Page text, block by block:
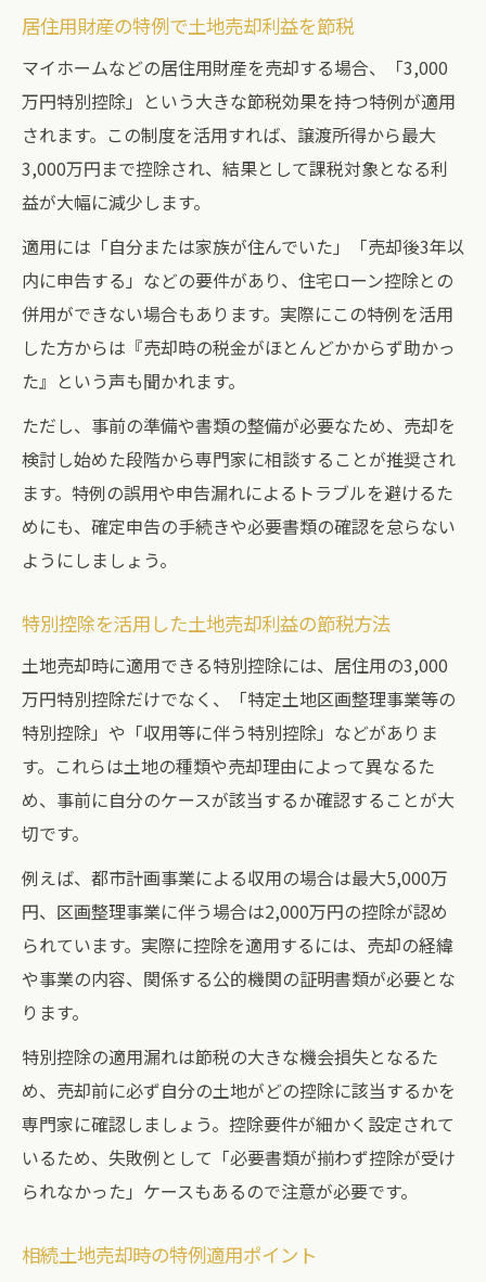
居住用財産の特例で土地売却利益を節税
マイホームなどの居住用財産を売却する場合、「3,000
万円特別控除」という大きな節税効果を持つ特例が適用
されます。この制度を活用すれば、譲渡所得から最大
3,000万円まで控除され、結果として課税対象となる利
益が大幅に減少します。
適用には「自分または家族が住んでいた」「売却後3年以
内に申告する」などの要件があり、住宅ローン控除との
併用ができない場合もあります。実際にこの特例を活用
した方からは『売却時の税金がほとんどかからず助かっ
た』という声も聞かれます。
ただし、事前の準備や書類の整備が必要なため、売却を
検討し始めた段階から専門家に相談することが推奨され
ます。特例の誤用や申告漏れによるトラブルを避けるた
めにも、確定申告の手続きや必要書類の確認を怠らない
ようにしましょう。
特別控除を活用した土地売却利益の節税方法
土地売却時に適用できる特別控除には、居住用の3,000
万円特別控除だけでなく、「特定土地区画整理事業等の
特別控除」や「収用等に伴う特別控除」などがありま
す。これらは土地の種類や売却理由によって異なるた
め、事前に自分のケースが該当するか確認することが大
切です。
例えば、都市計画事業による収用の場合は最大5,000万
円、区画整理事業に伴う場合は2,000万円の控除が認め
られています。実際に控除を適用するには、売却の経緯
や事業の内容、関係する公的機関の証明書類が必要とな
ります。
特別控除の適用漏れは節税の大きな機会損失となるた
め、売却前に必ず自分の土地がどの控除に該当するかを
専門家に確認しましょう。控除要件が細かく設定されて
いるため、失敗例として「必要書類が揃わず控除が受け
られなかった」ケースもあるので注意が必要です。
相続土地売却時の特例適用ポイント